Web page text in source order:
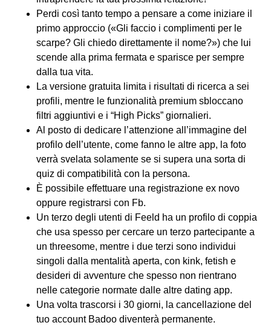
Perdi così tanto tempo a pensare a come iniziare il
primo approccio («Gli faccio i complimenti per le
scarpe? Gli chiedo direttamente il nome?») che lui
scende alla prima fermata e sparisce per sempre
dalla tua vita.
La versione gratuita limita i risultati di ricerca a sei
profili, mentre le funzionalità premium sbloccano
filtri aggiuntivi e i “High Picks” giornalieri.
Al posto di dedicare l’attenzione all’immagine del
profilo dell’utente, come fanno le altre app, la foto
verrà svelata solamente se si supera una sorta di
quiz di compatibilità con la persona.
È possibile effettuare una registrazione ex novo
oppure registrarsi con Fb.
Un terzo degli utenti di Feeld ha un profilo di coppia
che usa spesso per cercare un terzo partecipante a
un threesome, mentre i due terzi sono individui
singoli dalla mentalità aperta, con kink, fetish e
desideri di avventure che spesso non rientrano
nelle categorie normate dalle altre dating app.
Una volta trascorsi i 30 giorni, la cancellazione del
tuo account Badoo diventerà permanente.